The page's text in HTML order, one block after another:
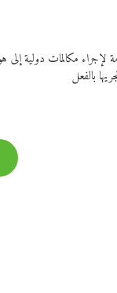
لإجراء مكالمات
بالفعل